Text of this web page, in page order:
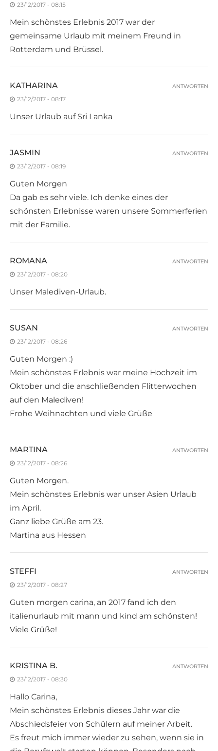
23/12/2017 - 08:15
Mein schönstes Erlebnis 2017 war der
gemeinsame Urlaub mit meinem Freund in
Rotterdam und Brüssel.
KATHARINA
23/12/2017 - 08:17
Unser Urlaub auf Sri Lanka
ANTWORTEN
JASMIN
23/12/2017 - 08:19
Guten Morgen
Da gab es sehr viele. Ich denke eines der
schönsten Erlebnisse waren unsere Sommerferien
mit der Familie.
ANTWORTEN
ROMANA
23/12/2017 - 08:20
Unser Malediven-Urlaub.
ANTWORTEN
SUSAN
23/12/2017 - 08:26
Guten Morgen :)
Mein schönstes Erlebnis war meine Hochzeit im
Oktober und die anschließenden Flitterwochen
auf den Malediven!
Frohe Weihnachten und viele Grüße
ANTWORTEN
MARTINA
23/12/2017 - 08:26
Guten Morgen.
Mein schönstes Erlebnis war unser Asien Urlaub
im April.
Ganz liebe Grüße am 23.
Martina aus Hessen
ANTWORTEN
STEFFI
23/12/2017 - 08:27
Guten morgen carina, an 2017 fand ich den
italienurlaub mit mann und kind am schönsten!
Viele Grüße!
ANTWORTEN
KRISTINA B.
23/12/2017 - 08:30
Hallo Carina,
Mein schönstes Erlebnis dieses Jahr war die
Abschiedsfeier von Schülern auf meiner Arbeit.
Es freut mich immer wieder zu sehen, wenn sie in
ANTWORTEN